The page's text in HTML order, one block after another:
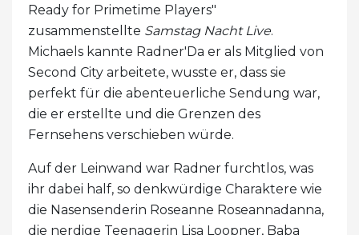
Ready for Primetime Players"
zusammenstellte Samstag Nacht Live.
Michaels kannte Radner'Da er als Mitglied von
Second City arbeitete, wusste er, dass sie
perfekt für die abenteuerliche Sendung war,
die er erstellte und die Grenzen des
Fernsehens verschieben würde.
Auf der Leinwand war Radner furchtlos, was
ihr dabei half, so denkwürdige Charaktere wie
die Nasensenderin Roseanne Roseannadanna,
die nerdige Teenagerin Lisa Loopner, Baba